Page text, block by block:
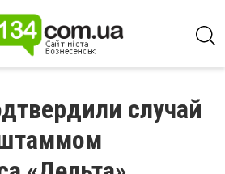
случай